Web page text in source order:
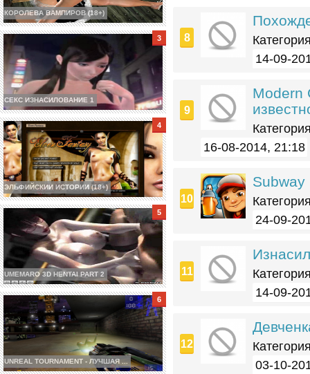
КОРОЛЕВА ВАМПИРОВ (18+)
СЕКС ИЗНАСИЛОВАНИЕ 1
ЭЛЬФИЙСКИИ ИСТОРИИ (18+)
UMEMARO 3D HENTAI PART 2
UNREAL TOURNAMENT - ЛУЧШАЯ ...
14-09-
Modern
16-08-2014, 21:18
Subway
24-09-
14-09-
03-10-